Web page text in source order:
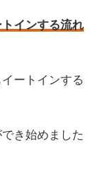
インする流れ
ートインする
き始めました